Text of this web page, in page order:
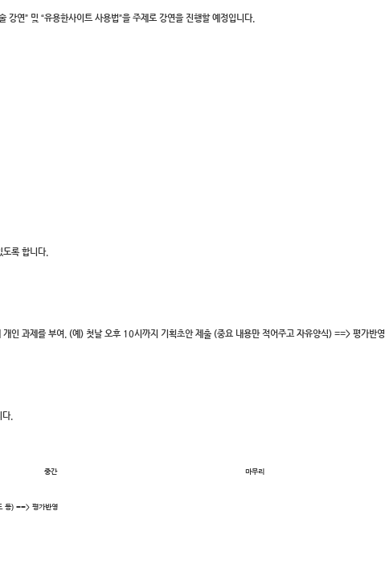
강연” 및 “유용한사이트 사용법”을 주제로 강연을 진행할 예정입니다.
록 합니다.
개인 과제를 부여. (예) 첫날 오후 10시까지 기획초안 제출 (중요 내용만 적어주고 자유양식) ==> 평가반영
.
중간 마무리
등) ==> 평가반영